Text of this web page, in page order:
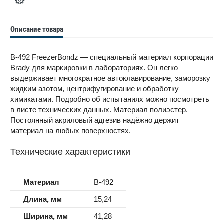
Описание товара
B-492 FreezerBondz — специальный материал корпорации
Brady для маркировки в лабораториях. Он легко
выдерживает многократное автоклавирование, заморозку
жидким азотом, центрифугирование и обработку
химикатами. Подробно об испытаниях можно посмотреть
в листе технических данных. Материал полиэстер.
Постоянный акриловый адгезив надёжно держит
материал на любых поверхностях.
Технические характеристики
Материал
B-492
Длина, мм
15,24
Ширина, мм
41,28